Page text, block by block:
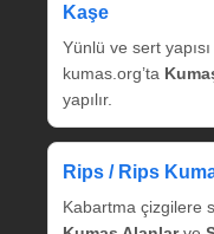
Kaşe
Yünlü ve sert
kumas.org’ta
yapılır.
Rips / Rips
Kabartma çizgilere